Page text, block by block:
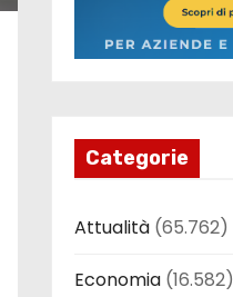
Categorie
Attualità (65.762)
Economia (16.582)